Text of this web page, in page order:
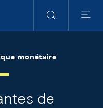
RechercheMenu
monétaire
de